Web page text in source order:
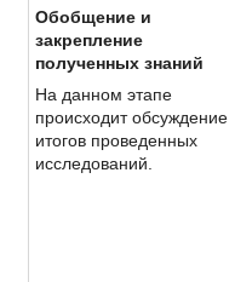
Обобщение и
закрепление
полученных знаний
На данном этапе
происходит обсуждение
итогов проведенных
исследований.